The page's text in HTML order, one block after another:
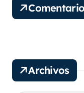
Archivos